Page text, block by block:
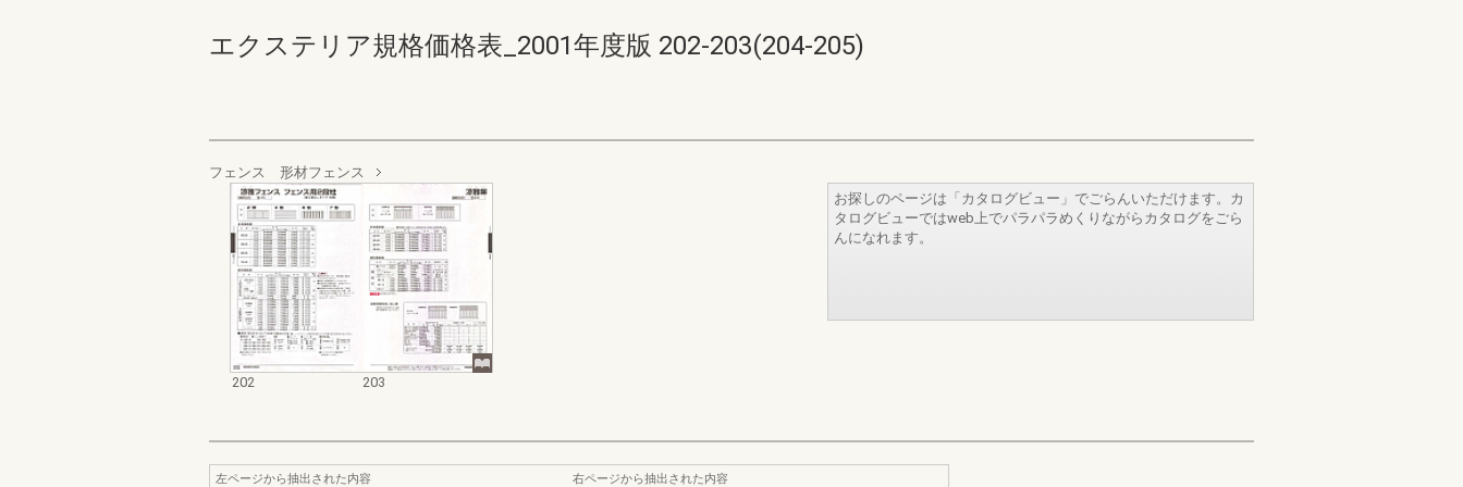
エクステリア規格価格表_2001年度版 202-203(204-205)
フェンス 形材フェンス
202 203
お探しのページは「カタログビュー」でごらんいただけます。カ
タログビューではweb上でパラパラめくりながらカタログをごら
んになれます。
左ページから抽出された内容
右ページから抽出された内容